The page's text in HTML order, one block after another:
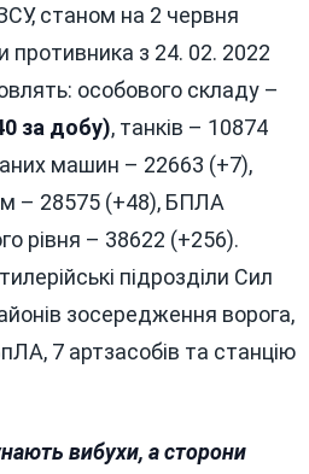
станом на 2 червня
противника з 24. 02. 2022
особового складу –
за добу), танків – 10874
машин – 22663 (+7),
– 28575 (+48), БПЛА
рівня – 38622 (+256).
підрозділи Сил
зосередження ворога,
7 артзасобів та станцію
вибухи, а сторони